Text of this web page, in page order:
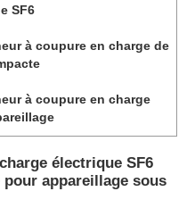
SF6
à coupure en charge de
à coupure en charge
électrique SF6
pour appareillage sous